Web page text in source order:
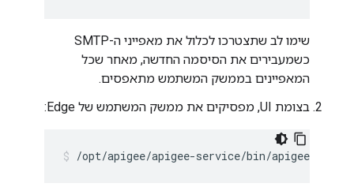
שימו לב שתצטרכו לכלול את מאפייני ה-SMTP
כשמעבירים את הסיסמה החדשה, מאחר שכל
המאפיינים בממשק המשתמש מתאפסים.
בצומת UI, מפסיקים את ממשק המשתמש של Edge:
/opt/apigee/apigee-service/bin/apigee-